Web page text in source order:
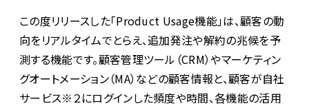
この度リリースした「Product Usage機能」は、顧客の動
向をリアルタイムでとらえ、追加発注や解約の兆候を予
測する機能です。顧客管理ツール（CRM）やマーケティン
グオートメーション（MA）などの顧客情報と、顧客が自社
サービス※２にログインした頻度や時間、各機能の活用